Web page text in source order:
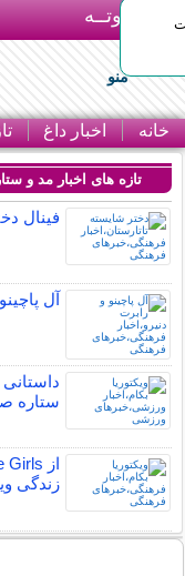
بـیتوتــه
منو
خانه اخبار داغ
تازه های اخبار مد و
فینال دختر
آل
داستانی
ستاره
زندگی